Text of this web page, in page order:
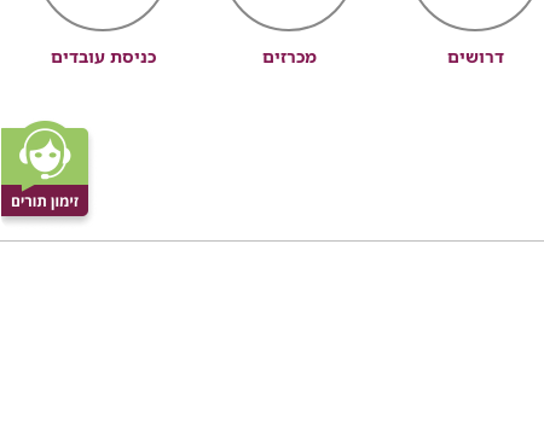
דרושים מכרזים כניסת עובדים